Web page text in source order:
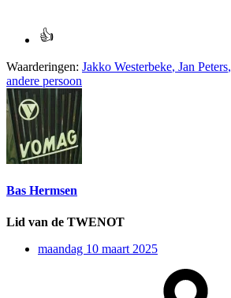
Waarderingen: Jakko Westerbeke, Jan Peters,
andere persoon
Bas Hermsen
Lid van de TWENOT
maandag 10 maart 2025